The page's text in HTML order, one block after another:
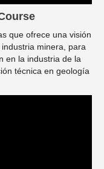
que ofrece una visión
minera, para
en la industria de la
técnica en geología